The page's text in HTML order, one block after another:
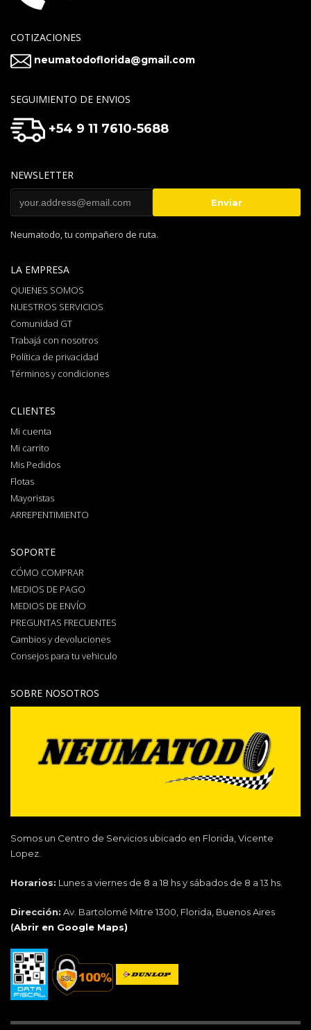
COTIZACIONES
neumatodoflorida@gmail.com
SEGUIMIENTO DE ENVIOS
+54 9 11 7610-5688
NEWSLETTER
Neumatodo, tu compañero de ruta.
LA EMPRESA
QUIENES SOMOS
NUESTROS SERVICIOS
Comunidad GT
Trabajá con nosotros
Política de privacidad
Términos y condiciones
CLIENTES
Mi cuenta
Mi carrito
Mis Pedidos
Flotas
Mayoristas
ARREPENTIMIENTO
SOPORTE
CÓMO COMPRAR
MEDIOS DE PAGO
MEDIOS DE ENVÍO
PREGUNTAS FRECUENTES
Cambios y devoluciones
Consejos para tu vehiculo
SOBRE NOSOTROS
Somos un Centro de Servicios ubicado en Florida, Vicente
Lopez.
Horarios: Lunes a viernes de 8 a 18 hs y sábados de 8 a 13 hs.
Dirección: Av. Bartolomé Mitre 1300, Florida, Buenos Aires
(Abrir en Google Maps)